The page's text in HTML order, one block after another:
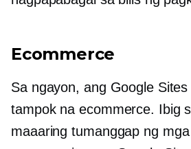
Ecommerce
Sa ngayon, ang Google Sites
tampok na ecommerce. Ibig
maaaring tumanggap ng